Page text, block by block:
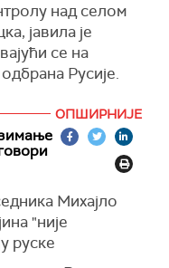
над селом
јавила је
се на
Русије.
ОПШИРНИЈЕ
Михајло
"није
руске